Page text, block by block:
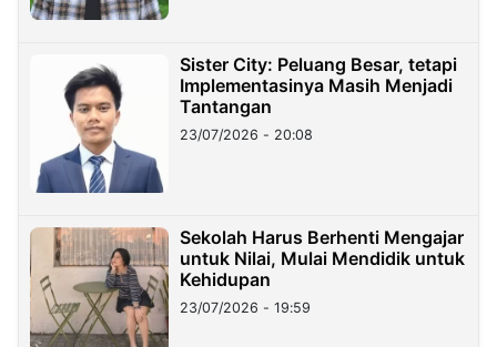
Sister City: Peluang Besar, tetapi
Implementasinya Masih Menjadi
Tantangan
23/07/2026 - 20:08
Sekolah Harus Berhenti Mengajar
untuk Nilai, Mulai Mendidik untuk
Kehidupan
23/07/2026 - 19:59